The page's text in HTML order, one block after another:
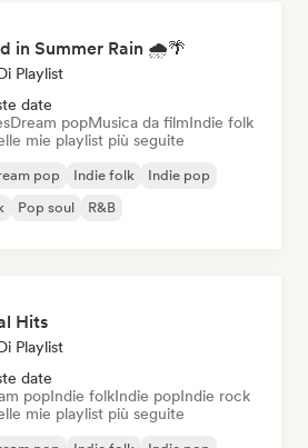
in Summer Rain 🌧️🌴
Playlist
date
Dream popMusica da filmIndie folk
mie playlist più seguite
pop Indie folk
Indie pop
Pop soul R&B
Hits
Playlist
date
popIndie folkIndie popIndie rock
mie playlist più seguite